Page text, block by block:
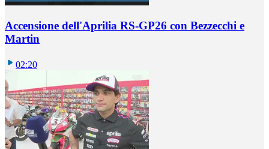
Accensione dell'Aprilia RS-GP26 con Bezzecchi e
Martin
02:20